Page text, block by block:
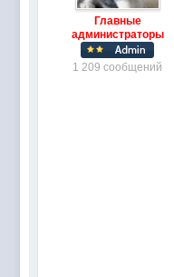
Главные
администраторы
1 209 сообщений